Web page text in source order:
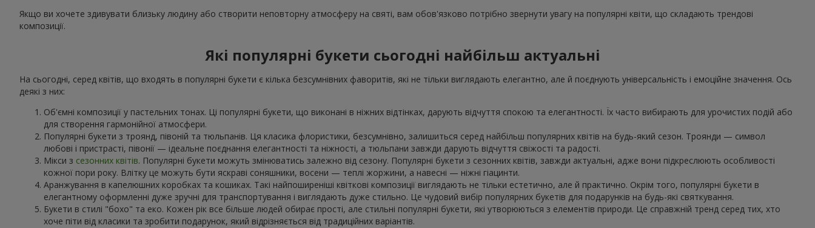
Якщо ви хочете здивувати близьку людину або створити неповторну атмосферу на святі, вам обов'язково потрібно звернути увагу на популярні квіти, що складають трендові
композиції.
Які популярні букети сьогодні найбільш актуальні
На сьогодні, серед квітів, що входять в популярні букети є кілька безсумнівних фаворитів, які не тільки виглядають елегантно, але й поєднують універсальність і емоційне значення. Ось
деякі з них:
Об'ємні композиції у пастельних тонах. Ці популярні букети, що виконані в ніжних відтінках, дарують відчуття спокою та елегантності. Їх часто вибирають для урочистих подій або
для створення гармонійної атмосфери.
Популярні букети з троянд, півоній та тюльпанів. Ця класика флористики, безсумнівно, залишиться серед найбільш популярних квітів на будь-який сезон. Троянди — символ
любові і пристрасті, півонії — ідеальне поєднання елегантності та ніжності, а тюльпани завжди дарують відчуття свіжості та радості.
Мікси з сезонних квітів. Популярні букети можуть змінюватись залежно від сезону. Популярні букети з сезонних квітів, завжди актуальні, адже вони підкреслюють особливості
кожної пори року. Влітку це можуть бути яскраві соняшники, восени — теплі жоржини, а навесні — ніжні гіацинти.
Аранжування в капелюшних коробках та кошиках. Такі найпоширеніші квіткові композиції виглядають не тільки естетично, але й практично. Окрім того, популярні букети в
елегантному оформленні дуже зручні для транспортування і виглядають дуже стильно. Це чудовий вибір популярних букетів для подарунків на будь-які святкування.
Букети в стилі "бохо" та еко. Кожен рік все більше людей обирає прості, але стильні популярні букети, які утворюються з елементів природи. Це справжній тренд серед тих, хто
хоче піти від класики та зробити подарунок, який відрізняється від традиційних варіантів.